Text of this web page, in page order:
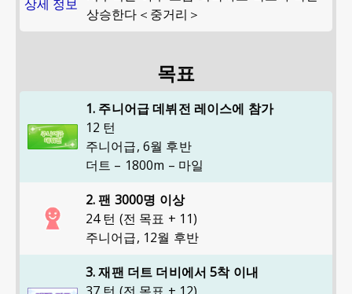
상세 정보
상승한다＜중거리＞
목표
1. 주니어급 데뷔전 레이스에 참가
12 턴
주니어급, 6월 후반
더트 – 1800m – 마일
2. 팬 3000명 이상
24 턴 (전 목표 + 11)
주니어급, 12월 후반
3. 재팬 더트 더비에서 5착 이내